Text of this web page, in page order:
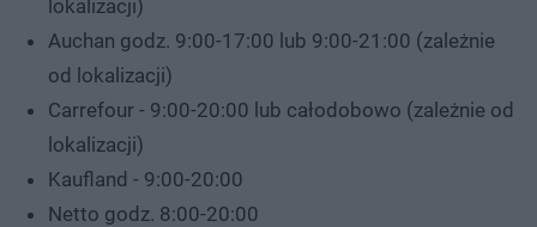
lokalizacji)
Auchan godz. 9:00-17:00 lub 9:00-21:00 (zależnie
od lokalizacji)
Carrefour - 9:00-20:00 lub całodobowo (zależnie od
lokalizacji)
Kaufland - 9:00-20:00
Netto godz. 8:00-20:00